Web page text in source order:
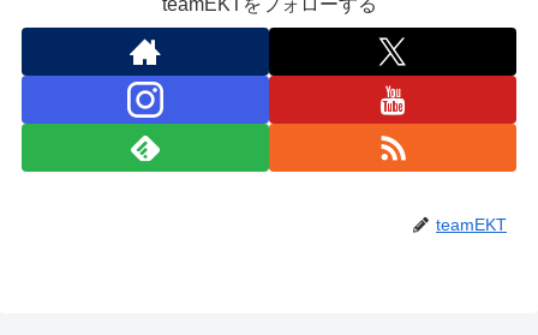
teamEKTをフォローする
teamEKT